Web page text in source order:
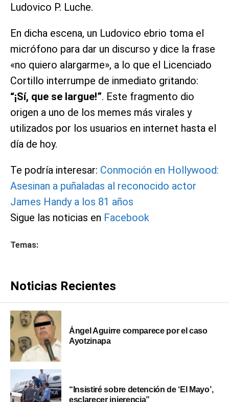
Ludovico P. Luche.
En dicha escena, un Ludovico ebrio toma el
micrófono para dar un discurso y dice la frase
«no quiero alargarme», a lo que el Licenciado
Cortillo interrumpe de inmediato gritando:
“¡Sí, que se largue!”. Este fragmento dio
origen a uno de los memes más virales y
utilizados por los usuarios en internet hasta el
día de hoy.
Te podría interesar: Conmoción en Hollywood:
Asesinan a puñaladas al reconocido actor
James Handy a los 81 años
Sigue las noticias en Facebook
Temas:
Noticias Recientes
Ángel Aguirre comparece por el caso
Ayotzinapa
“Insistiré sobre detención de ‘El Mayo’,
esclarecer injerencia”